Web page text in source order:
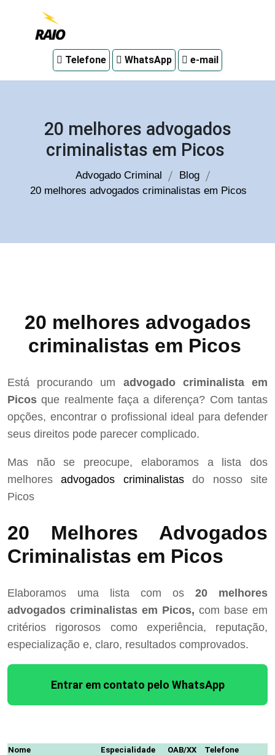
em
Telefone WhatsApp e-mail
20 melhores advogados
criminalistas em Picos
Advogado Criminal
Blog
20 melhores advogados criminalistas em Picos
20 melhores advogados
criminalistas em Picos
Está procurando um advogado criminalista em
Picos que realmente faça a diferença? Com tantas
opções, encontrar o profissional ideal para defender
seus direitos pode parecer complicado.
Mas não se preocupe, elaboramos a lista dos
melhoresadvogados criminalistasdo nosso site
Picos
20 Melhores Advogados
Criminalistas em Picos
Elaboramos uma lista com os 20 melhores
advogados criminalistas em Picos, com base em
critérios rigorosos como experiência, reputação,
especialização e, claro, resultados comprovados.
Entrar em contato pelo WhatsApp
Nome Especialidade OAB/XX
Telefone